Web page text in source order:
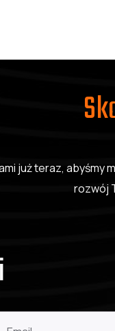
już teraz,
rozwój